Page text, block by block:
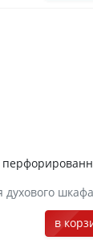
духового шкафа
в